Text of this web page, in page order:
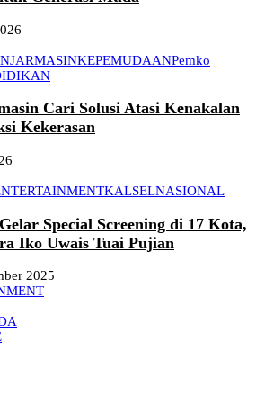
KEPEMUDAANPemko
Cari Solusi Atasi Kenakalan
Kekerasan
KALSELNASIONAL
Special Screening di 17 Kota,
Iko Uwais Tuai Pujian
2025